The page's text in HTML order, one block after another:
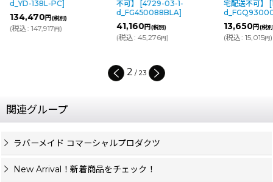
d_YD-138L-PC]
134,470円(税別)
(税込: 147,917円)
不可】
[4729-03-1-
d_FG450088BLA]
41,160円(税別)
(税込: 45,276円)
宅配送不可】
[
13,650円(税
(税込: 15,015円)
2 / 23
関連グループ
ラバーメイド コマーシャルプロダクツ
New Arrival！新着商品をチェック！